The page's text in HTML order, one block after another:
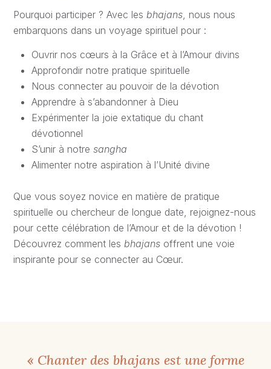
Pourquoi participer ? Avec lesbhajans , nous nous
embarquons dans un voyage spirituel pour :
Ouvrir nos cœurs à la Grâce et à l’Amour divins
Approfondir notre pratique spirituelle
Nous connecter au pouvoir de la dévotion
Apprendre à s’abandonner à Dieu
Expérimenter la joie extatique du chant
dévotionnel
S’unir à notresangha
Alimenter notre aspiration à l’Unité divine
Que vous soyez novice en matière de pratique
spirituelle ou chercheur de longue date, rejoignez-nous
pour cette célébration de l’Amour et de la dévotion !
Découvrez comment lesbhajans offrent une voie
inspirante pour se connecter au Cœur.
« Chanter des bhajans est une forme